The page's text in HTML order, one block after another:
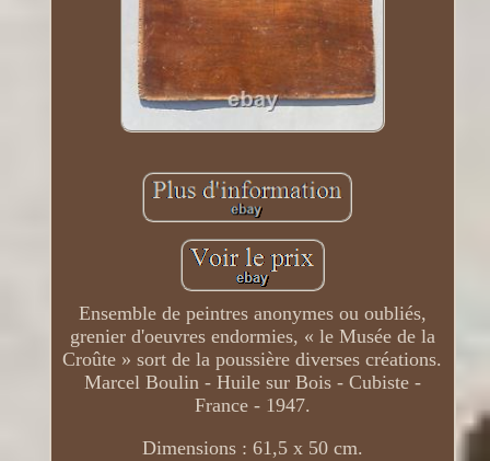
Ensemble de peintres anonymes ou oubliés,
grenier d'oeuvres endormies, « le Musée de la
Croûte » sort de la poussière diverses créations.
Marcel Boulin - Huile sur Bois - Cubiste -
France - 1947.
Dimensions : 61,5 x 50 cm.